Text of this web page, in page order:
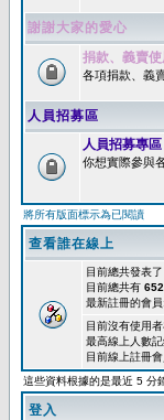
謝謝大家的愛心
捐款、義賣
各項捐款、義
人員招募區
人員招募專區
你想實際參與
將所有版面標示為已閱讀
查看誰在線上
目前總共發表了
目前總共有
最新註冊的會員:
目前沒有使用
最高線上人數
目前線上註冊
這些資料根據的是最近 5 分
登入